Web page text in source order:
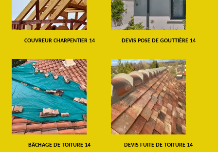
COUVREUR CHARPENTIER 14 DEVIS POSE DE GOUTTIÈRE 14
BÂCHAGE DE TOITURE 14 DEVIS FUITE DE TOITURE 14